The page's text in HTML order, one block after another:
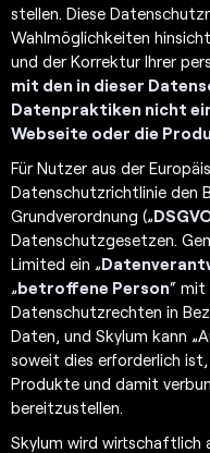
stellen. Diese
Wahlmöglichkeiten
und der Korrektur Ihrer
mit den in dieser
Datenpraktiken nicht
Webseite oder die
Für Nutzer aus der
Datenschutzrichtlinie den
Grundverordnung („
Datenschutzgesetzen.
Limited ein „
„betroffene Person“
Datenschutzrechten in
Daten, und Skylum kann
soweit dies erforderlich ist,
Produkte und damit
bereitzustellen.
Skylum wird wirtschaftlich